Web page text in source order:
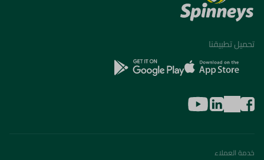
تحميل تطبيقنا
خدمة العملاء